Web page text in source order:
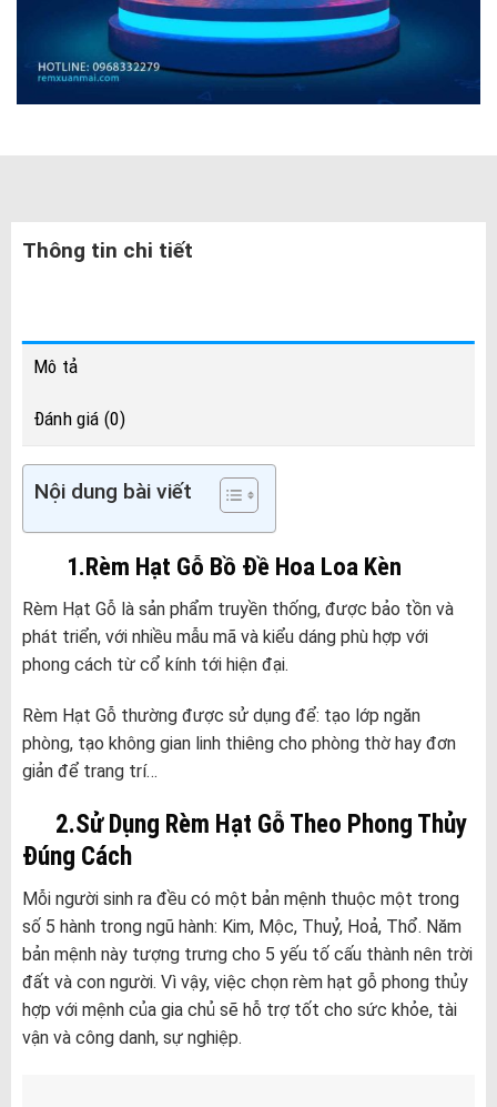
Thông tin chi tiết
Mô tả
Đánh giá (0)
Nội dung bài viết
1.Rèm Hạt Gỗ Bồ Đề Hoa Loa Kèn
Rèm Hạt Gỗ là sản phẩm truyền thống, được bảo tồn và
phát triển, với nhiều mẫu mã và kiểu dáng phù hợp với
phong cách từ cổ kính tới hiện đại.
Rèm Hạt Gỗ thường được sử dụng để: tạo lớp ngăn
phòng, tạo không gian linh thiêng cho phòng thờ hay đơn
giản để trang trí…
2.Sử Dụng Rèm Hạt Gỗ Theo Phong Thủy
Đúng Cách
Mỗi người sinh ra đều có một bản mệnh thuộc một trong
số 5 hành trong ngũ hành: Kim, Mộc, Thuỷ, Hoả, Thổ. Năm
bản mệnh này tượng trưng cho 5 yếu tố cấu thành nên trời
đất và con người. Vì vậy, việc chọn rèm hạt gỗ phong thủy
hợp với mệnh của gia chủ sẽ hỗ trợ tốt cho sức khỏe, tài
vận và công danh, sự nghiệp.